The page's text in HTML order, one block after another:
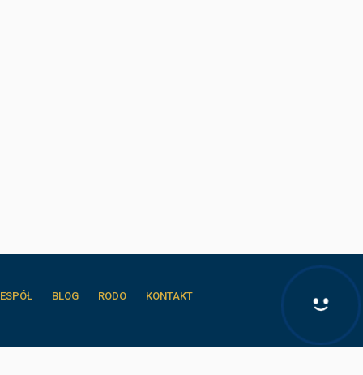
BLOG RODO KONTAKT